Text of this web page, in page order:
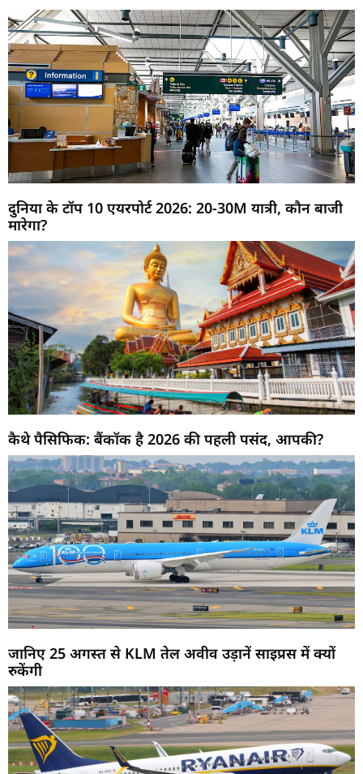
दुनिया के टॉप 10 एयरपोर्ट 2026: 20-30M यात्री, कौन बाजी
मारेगा?
कैथे पैसिफिक: बैंकॉक है 2026 की पहली पसंद, आपकी?
जानिए 25 अगस्त से KLM तेल अवीव उड़ानें साइप्रस में क्यों
रुकेंगी